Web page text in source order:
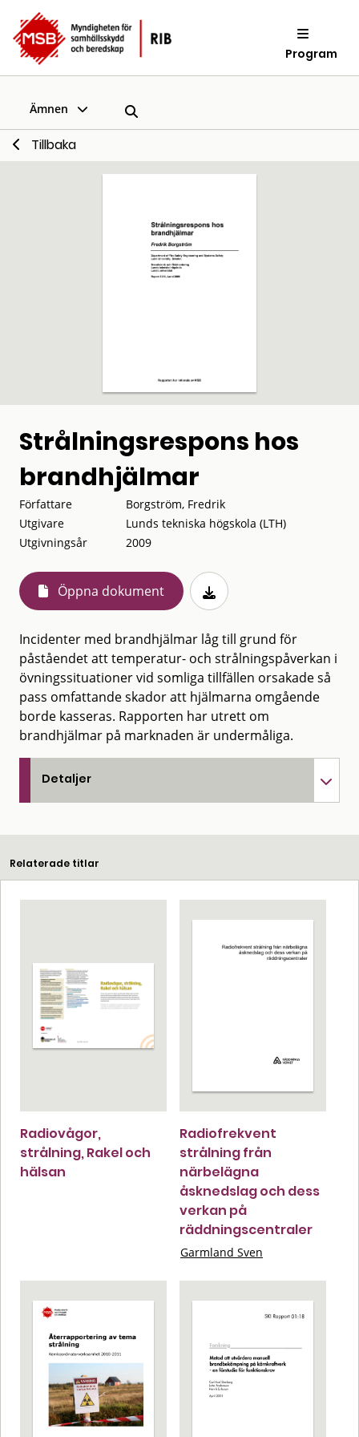
Program
Ämnen
Tillbaka
Strålningsrespons hos
brandhjälmar
Författare
Borgström, Fredrik
Utgivare
Lunds tekniska högskola (LTH)
Utgivningsår
2009
Öppna dokument
Incidenter med brandhjälmar låg till grund för
påståendet att temperatur- och strålningspåverkan i
övningssituationer vid somliga tillfällen orsakade så
pass omfattande skador att hjälmarna omgående
borde kasseras. Rapporten har utrett om
brandhjälmar på marknaden är undermåliga.
Detaljer
Relaterade titlar
Radiovågor,
strålning, Rakel och
hälsan
Radiofrekvent
strålning från
närbelägna
åsknedslag och dess
verkan på
räddningscentraler
Garmland Sven